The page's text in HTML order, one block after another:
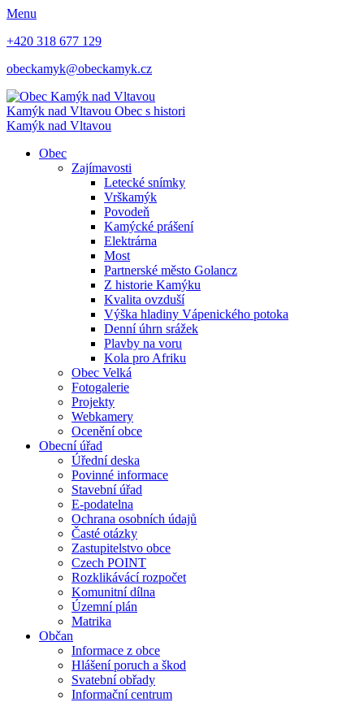
Menu
+420 318 677 129
obeckamyk@obeckamyk.cz
Kamýk nad Vltavou Obec s histori
Kamýk nad Vltavou
Obec
Zajímavosti
Letecké snímky
Vrškamýk
Povodeň
Kamýcké prášení
Elektrárna
Most
Partnerské město Golancz
Z historie Kamýku
Kvalita ovzduší
Výška hladiny Vápenického potoka
Denní úhrn srážek
Plavby na voru
Kola pro Afriku
Obec Velká
Fotogalerie
Projekty
Webkamery
Ocenění obce
Obecní úřad
Úřední deska
Povinné informace
Stavební úřad
E-podatelna
Ochrana osobních údajů
Časté otázky
Zastupitelstvo obce
Czech POINT
Rozklikávácí rozpočet
Komunitní dílna
Územní plán
Matrika
Občan
Informace z obce
Hlášení poruch a škod
Svatební obřady
Informační centrum